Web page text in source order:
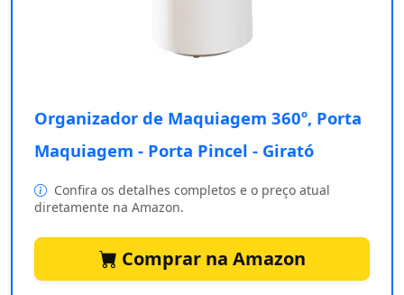
Organizador de Maquiagem 360º, Porta
Maquiagem - Porta Pincel - Girató
Confira os detalhes completos e o preço atual
diretamente na Amazon.
Comprar na Amazon